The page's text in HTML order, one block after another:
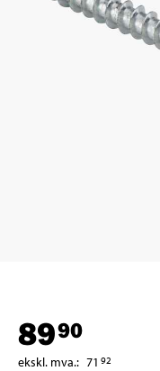
8990
ekskl. mva.: 71 92